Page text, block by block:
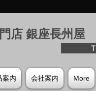
店 銀座⻑州屋
案内 会社案内 More